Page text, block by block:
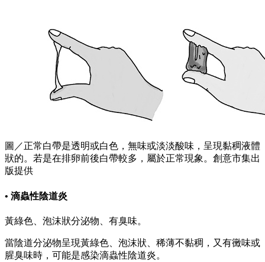
圖／正常白帶是透明或白色，無味或淡淡酸味，呈現黏稠液體
狀的。若是在排卵前後白帶較多，屬於正常現象。創意市集出
版提供
• 滴蟲性陰道炎
黃綠色、泡沫狀分泌物、有臭味。
當陰道分泌物呈現黃綠色、泡沫狀、稀薄不黏稠，又有黴味或
腥臭味時，可能是感染滴蟲性陰道炎。